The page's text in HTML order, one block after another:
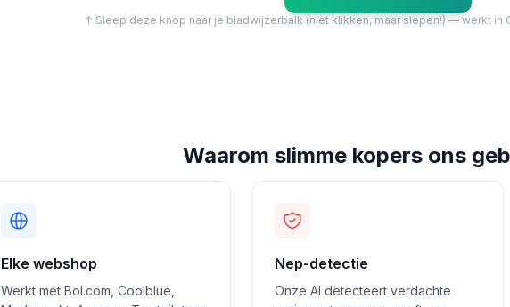
↑ Sleep deze knop naar je bladwijzerbalk (niet klikken, maar slepen!) — werkt in
Waarom slimme kopers ons
Elke webshop
Werkt met Bol.com, Coolblue,
Nep-detectie
Onze AI detecteert verdachte